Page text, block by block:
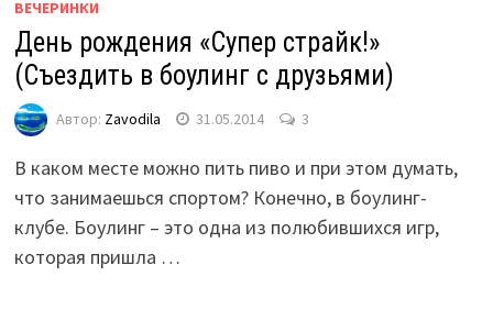
ВЕЧЕРИНКИ
День рождения «Супер страйк!»
(Съездить в боулинг с друзьями)
Автор: Zavodila 31.05.2014 3
В каком месте можно пить пиво и при этом думать,
что занимаешься спортом? Конечно, в боулинг-
клубе. Боулинг – это одна из полюбившихся игр,
которая пришла …